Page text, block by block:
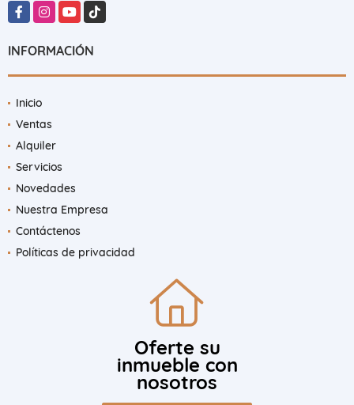
FacebookInstagramYouTubeTikTok
INFORMACIÓN
Inicio
Ventas
Alquiler
Servicios
Novedades
Nuestra Empresa
Contáctenos
Políticas de privacidad
Oferte su
inmueble con
nosotros